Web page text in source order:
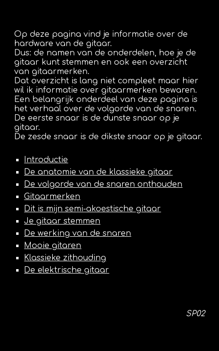
Op deze pagina vind je informatie over de
hardware van de gitaar.
Dus: de namen van de onderdelen, hoe je de
gitaar kunt stemmen en ook een overzicht
van gitaarmerken.
Dat overzicht is lang niet compleet maar hier
wil ik informatie over gitaarmerken bewaren.
Een belangrijk onderdeel van deze pagina is
het verhaal over de volgorde van de snaren.
De eerste snaar is de dunste snaar op je
gitaar.
De zesde snaar is de dikste snaar op je gitaar.
Introductie
De anatomie van de klassieke gitaar
De volgorde van de snaren onthouden
Gitaarmerken
Dit is mijn semi-akoestische gitaar
Je gitaar stemmen
De werking van de snaren
Mooie gitaren
Klassieke zithouding
De elektrische gitaar
SP02